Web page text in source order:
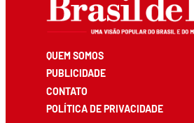
QUEM SOMOS
PUBLICIDADE
CONTATO
POLÍTICA DE PRIVACIDADE